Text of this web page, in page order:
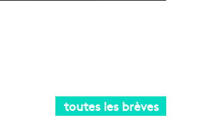
toutes les brèves